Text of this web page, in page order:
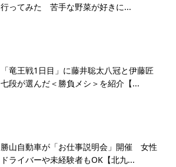
行ってみた 苦手な野菜が好きに...
「竜王戦1日目」に藤井聡太八冠と伊藤匠
七段が選んだ＜勝負メシ＞を紹介【...
勝山自動車が「お仕事説明会」開催 女性
ドライバーや未経験者もOK【北九...